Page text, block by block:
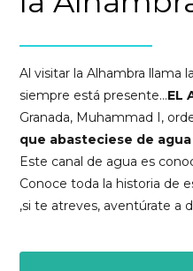
Al visitar la Alhambra llama
siempre está presente…EL
Granada, Muhammad I,
que abasteciese de
Este canal de agua es
Conoce toda la historia de
,si te atreves, aventúrate a